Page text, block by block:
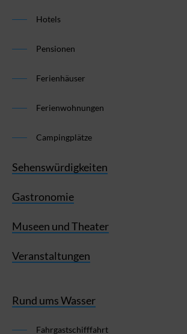
Hotels
Pensionen
Ferienhäuser
Ferienwohnungen
Campingplätze
Sehenswürdigkeiten
Gastronomie
Museen und Theater
Veranstaltungen
Rund ums Wasser
Fahrgastschifffahrt